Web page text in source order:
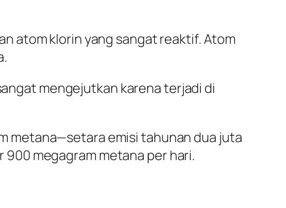
atom klorin yang sangat reaktif. Atom
mengejutkan karena terjadi di
metana—setara emisi tahunan dua juta
900 megagram metana per hari.